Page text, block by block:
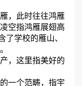
，此时往往鸿雁
空指鸿雁展翅高
了学校的雁山、
，这里指美好的
一个范畴，指宇